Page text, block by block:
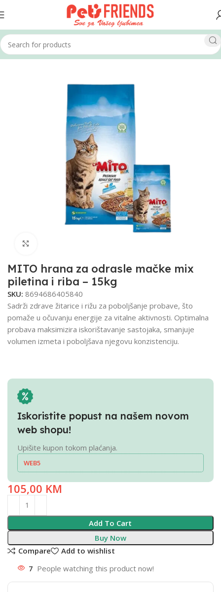
Home Mačke Hrana za mačke Suha hrana
MITO hrana za odrasle mačke mix
piletina i riba – 15kg
SKU: 8694686405840
Sadrži zdrave žitarice i rižu za poboljšanje probave, što
pomaže u očuvanju energije za vitalne aktivnosti. Optimalna
probava maksimizira iskorištavanje sastojaka, smanjuje
volumen izmeta i poboljšava njegovu konzistenciju.
Iskoristite popust na našem novom
web shopu!
Upišite kupon tokom plaćanja.
WEB5
105,00 KM
Add To Cart
Buy Now
Compare
Add to wishlist
7 People watching this product now!